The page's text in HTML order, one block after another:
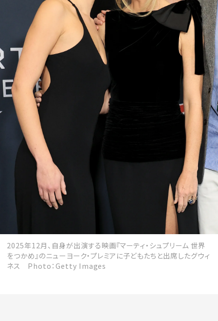
2025年12月、自身が出演する映画『マーティ・シュプリーム 世界
をつかめ』のニューヨーク・プレミアに子どもたちと出席したグウィ
ネス Photo：Getty Images